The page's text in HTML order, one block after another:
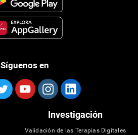
Síguenos en
Investigación
Validación de las Terapias Digitales